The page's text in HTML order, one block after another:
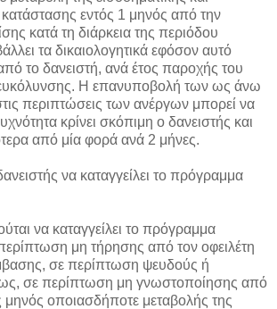
εντός 1 μηνός από την
κατά τη διάρκεια της περιόδου
τα δικαιολογητικά εφόσον αυτό
το δανειστή, ανά έτος παροχής του
Η επανυποβολή των ως άνω
περιπτώσεις των ανέργων μπορεί να
κρίνει σκόπιμη ο δανειστής και
από μία φορά ανά 2 μήνες.
να καταγγείλει το πρόγραμμα
να καταγγείλει το πρόγραμμα
μη τήρησης από τον οφειλέτη
σε περίπτωση ψευδούς ή
σε περίπτωση μη γνωστοποίησης από
μηνός οποιασδήποτε μεταβολής της